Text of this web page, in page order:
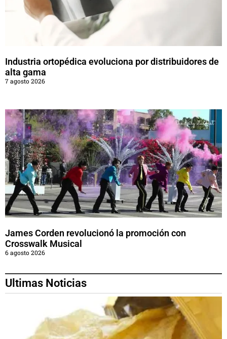
Industria ortopédica evoluciona por distribuidores de
alta gama
7 agosto 2026
James Corden revolucionó la promoción con
Crosswalk Musical
6 agosto 2026
Ultimas Noticias